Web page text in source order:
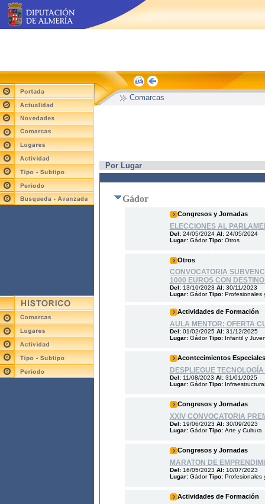
Comarcas
Por Lugar
Gádor
Congresos y Jornadas
ELECCIONES AL
Del: 24/05/2024 Al: 24/05/2024
Lugar: GádorTipo: Otros
Otros
CONVOCATORIA
1000 EUROS CON
Del: 13/10/2023 Al: 30/11/2023
Lugar: GádorTipo: Profesionales
Actividades de Formación
AULA MENTOR: OFERTA
Del: 01/02/2025 Al: 31/12/2025
Lugar: GádorTipo: Infantil y
Acontecimientos Especiales
DESPLIEGUE
Del: 11/08/2023 Al: 31/01/2025
Lugar: GádorTipo:
Congresos y Jornadas
XXIV CONVOCATORIA
Del: 19/06/2023 Al: 30/09/2023
Lugar: GádorTipo: Arte y Cultura
Congresos y Jornadas
MARATON DE
Del: 16/05/2023 Al: 10/07/2023
Lugar: GádorTipo: Profesionales
Actividades de Formación